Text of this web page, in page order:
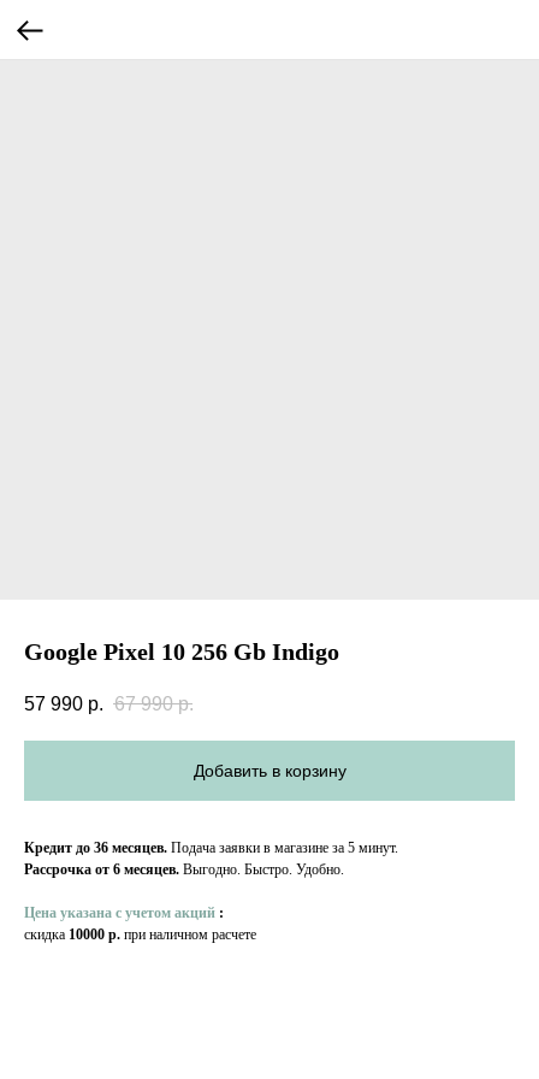
Google Pixel 10 256 Gb Indigo
57 990 р. 67 990 р.
Добавить в корзину
Кредит до 36 месяцев. Подача заявки в магазине за 5 минут.
Рассрочка от 6 месяцев. Выгодно. Быстро. Удобно.
Цена указана с учетом акций :
скидка 10000 р. при наличном расчете